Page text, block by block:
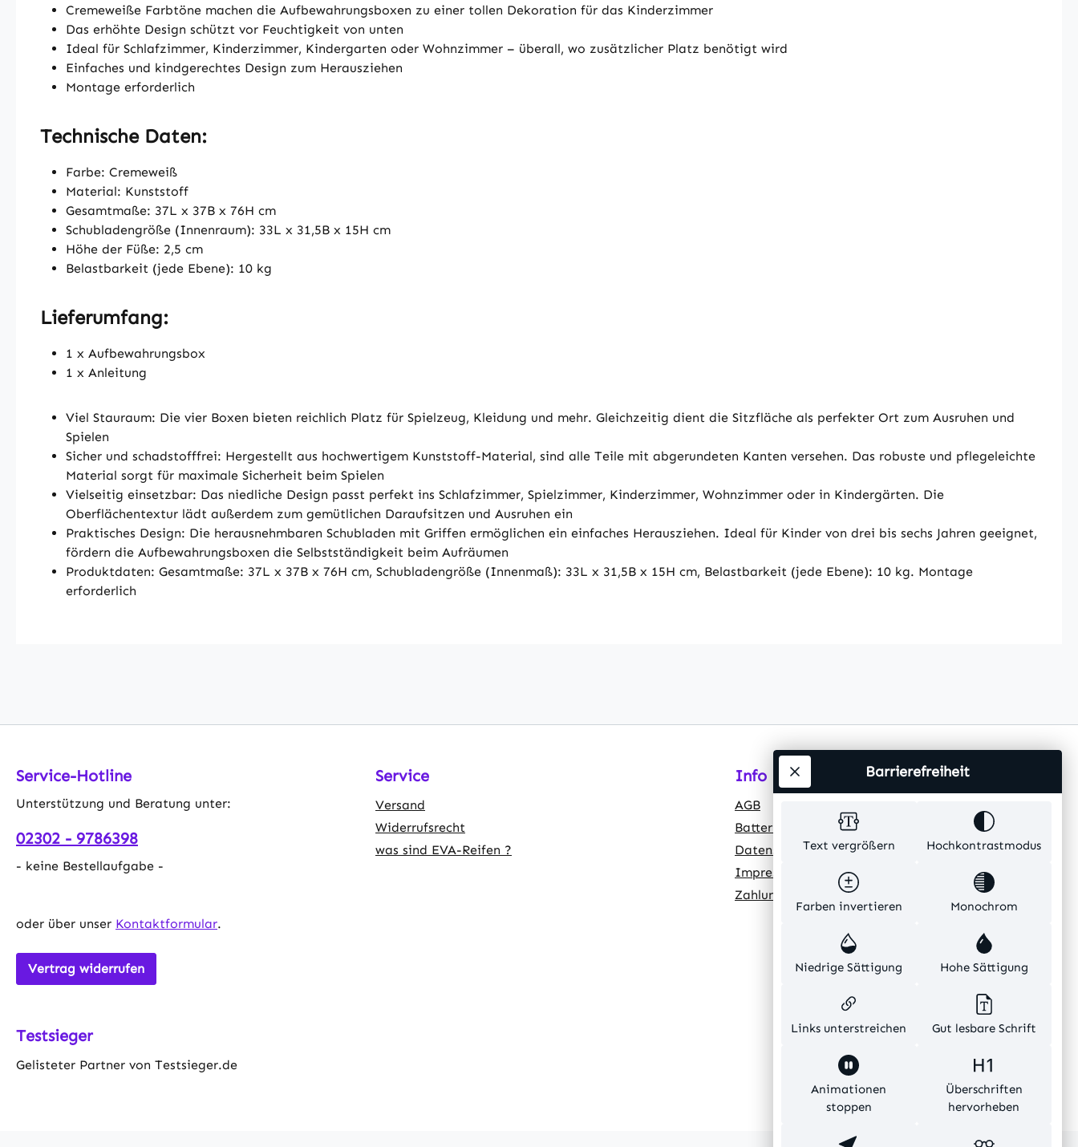
Cremeweiße Farbtöne machen die Aufbewahrungsboxen zu einer tollen Dekoration für das Kinderzimmer
Das erhöhte Design schützt vor Feuchtigkeit von unten
Ideal für Schlafzimmer, Kinderzimmer, Kindergarten oder Wohnzimmer – überall, wo zusätzlicher Platz benötigt wird
Einfaches und kindgerechtes Design zum Herausziehen
Montage erforderlich
Technische Daten:
Farbe: Cremeweiß
Material: Kunststoff
Gesamtmaße: 37L x 37B x 76H cm
Schubladengröße (Innenraum): 33L x 31,5B x 15H cm
Höhe der Füße: 2,5 cm
Belastbarkeit (jede Ebene): 10 kg
Lieferumfang:
1 x Aufbewahrungsbox
1 x Anleitung
Viel Stauraum: Die vier Boxen bieten reichlich Platz für Spielzeug, Kleidung und mehr. Gleichzeitig dient die Sitzfläche als perfekter Ort zum Ausruhen und
Spielen
Sicher und schadstofffrei: Hergestellt aus hochwertigem Kunststoff-Material, sind alle Teile mit abgerundeten Kanten versehen. Das robuste und pflegeleichte
Material sorgt für maximale Sicherheit beim Spielen
Vielseitig einsetzbar: Das niedliche Design passt perfekt ins Schlafzimmer, Spielzimmer, Kinderzimmer, Wohnzimmer oder in Kindergärten. Die
Oberflächentextur lädt außerdem zum gemütlichen Daraufsitzen und Ausruhen ein
Praktisches Design: Die herausnehmbaren Schubladen mit Griffen ermöglichen ein einfaches Herausziehen. Ideal für Kinder von drei bis sechs Jahren geeignet,
fördern die Aufbewahrungsboxen die Selbstständigkeit beim Aufräumen
Produktdaten: Gesamtmaße: 37L x 37B x 76H cm, Schubladengröße (Innenmaß): 33L x 31,5B x 15H cm, Belastbarkeit (jede Ebene): 10 kg. Montage
erforderlich
Service-Hotline
Unterstützung und Beratung unter:
02302 - 9786398
- keine Bestellaufgabe -
oder über unser Kontaktformular.
Vertrag widerrufen
Service
Versand
Widerrufsrecht
was sind EVA-Reifen ?
Info
AGB
Batteriehinweis
Datenschutz
Impressum
Zahlungsarten
Testsieger
Gelisteter Partner von Testsieger.de
Text vergrößern Hochkontrastmodus
Farben invertieren Monochrom
Niedrige Sättigung Hohe Sättigung
Links unterstreichen Gut lesbare Schrift
Animationen
stoppen
Überschriften
hervorheben
Barrierefreiheit